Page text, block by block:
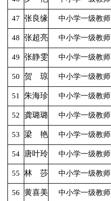
47 张良缘 中小学一级教师
48 张超亮 中小学一级教师
49 张静雯 中小学一级教师
50 贺 琼 中小学一级教师
51 朱海珍 中小学一级教师
52 龚璐璐 中小学一级教师
53 梁 艳 中小学一级教师
54 唐叶玲 中小学一级教师
55 林 莎 中小学一级教师
56 黄喜美 中小学一级教师